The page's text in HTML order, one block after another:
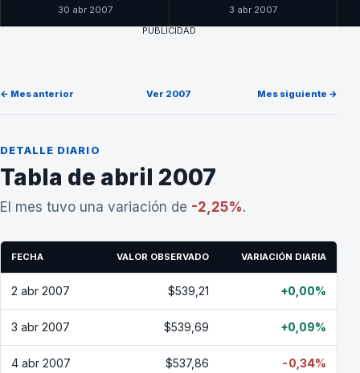
30 abr 2007
3 abr 2007
PUBLICIDAD
← Mes anterior Ver 2007 Mes siguiente →
DETALLE DIARIO
Tabla de abril 2007
El mes tuvo una variación de -2,25%.
FECHA VALOR OBSERVADO VARIACIÓN DIARIA
2 abr 2007 $539,21 +0,00%
3 abr 2007 $539,69 +0,09%
4 abr 2007 $537,86 -0,34%